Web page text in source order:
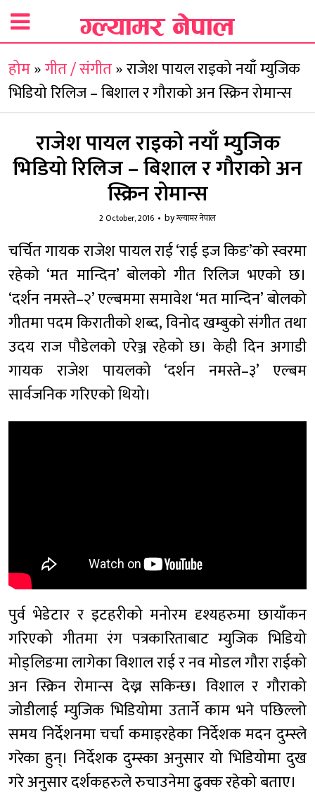
होम»गीत / संगीत»राजेश पायल राइको नयाँ म्युजिक
भिडियो रिलिज – बिशाल र गौराको अन स्क्रिन रोमान्स
राजेश पायल राइको नयाँ म्युजिक
भिडियो रिलिज – बिशाल र गौराको अन
स्क्रिन रोमान्स
2 October, 2016 byग्ल्यामर नेपाल
चर्चित गायक राजेश पायल राई ‘राई इज किङ’को स्वरमा
रहेको ‘मत मान्दिन’ बोलको गीत रिलिज भएको छ।
‘दर्शन नमस्ते–२’ एल्बममा समावेश ‘मत मान्दिन’ बोलको
गीतमा पदम किरातीको शब्द, विनोद खम्बुको संगीत तथा
उदय राज पौडेलको एरेञ्ज रहेको छ। केही दिन अगाडी
गायक राजेश पायलको ‘दर्शन नमस्ते–३’ एल्बम
सार्वजनिक गरिएको थियो।
पुर्व भेडेटार र इटहरीको मनोरम दृश्यहरुमा छायाँकन
गरिएको गीतमा रंग पत्रकारिताबाट म्युजिक भिडियो
मोड्लिङमा लागेका विशाल राई र नव मोडल गौरा राईको
अन स्क्रिन रोमान्स देख्न सकिन्छ। विशाल र गौराको
जोडीलाई म्युजिक भिडियोमा उतार्ने काम भने पछिल्लो
समय निर्देशनमा चर्चा कमाइरहेका निर्देशक मदन दुम्स्ले
गरेका हुन्। निर्देशक दुम्स्का अनुसार यो भिडियोमा दुख
गरे अनुसार दर्शकहरुले रुचाउनेमा ढुक्क रहेको बताए।